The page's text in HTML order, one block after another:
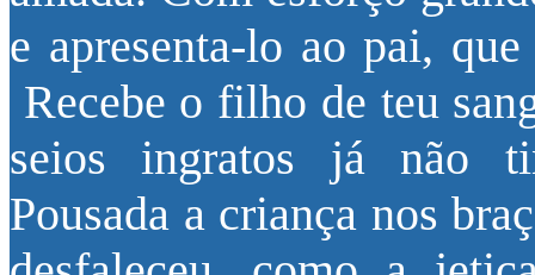
e apresenta-lo ao pai,
Recebe o filho de teu
seios ingratos já não
Pousada a criança nos